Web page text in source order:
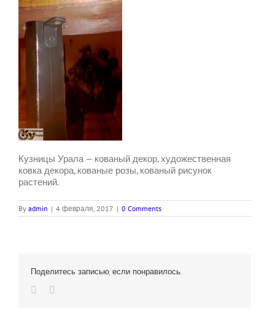
Кузницы Урала — кованый декор, художественная
ковка декора, кованые розы, кованый рисунок
растений.
By admin | 4 февраля, 2017 | 0 Comments
Поделитесь записью, если понравилось.